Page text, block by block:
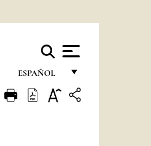
ESPAÑOL
FRANÇAIS